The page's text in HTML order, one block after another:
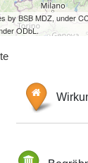
by BSB MDZ, under
ODbL.